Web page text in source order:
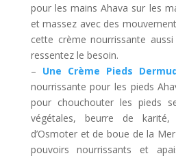
pour les mains Ahava sur les
et massez avec des
cette crème nourrissante
ressentez le besoin.
– Une Crème Pieds
nourrissante pour les pieds
pour chouchouter les pieds
végétales, beurre de
d’Osmoter et de boue de la
pouvoirs nourrissants et